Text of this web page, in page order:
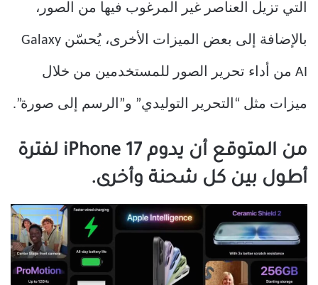
التي تزيل العناصر غير المرغوب فيها من الصور،
بالإضافة إلى بعض الميزات الأخرى، يُحسّن Galaxy
AI من أداء تحرير الصور للمستخدمين من خلال
ميزات مثل “التحرير التوليدي” و”الرسم إلى صورة”.
من المتوقع أن يدوم iPhone 17 لفترة
أطول بين كل شحنة وأخرى.